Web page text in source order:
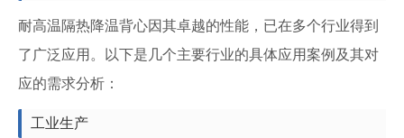
耐高温隔热降温背心因其卓越的性能，已在多个行业得到
了广泛应用。以下是几个主要行业的具体应用案例及其对
应的需求分析：
工业生产